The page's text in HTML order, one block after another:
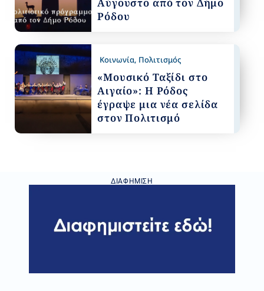
Ρόδου
Κοινωνία, Πολιτισμός
«Μουσικό Ταξίδι στο
Αιγαίο»: Η Ρόδος
έγραψε μια νέα σελίδα
στον Πολιτισμό
ΔΙΑΦΉΜΙΣΗ